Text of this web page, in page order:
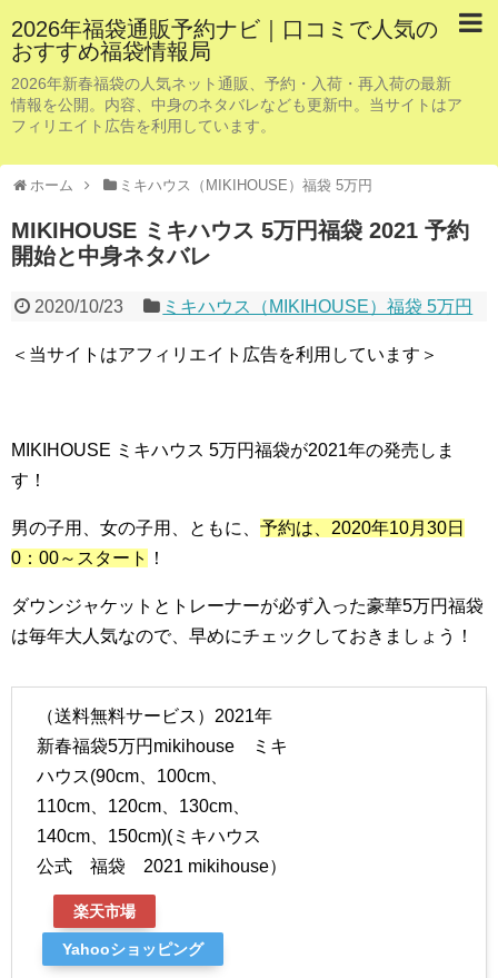
2026年福袋通販予約ナビ｜口コミで人気の
おすすめ福袋情報局
2026年新春福袋の人気ネット通販、予約・入荷・再入荷の最新
情報を公開。内容、中身のネタバレなども更新中。当サイトはア
フィリエイト広告を利用しています。
ホーム ミキハウス（MIKIHOUSE）福袋 5万円
MIKIHOUSE ミキハウス 5万円福袋 2021 予約
開始と中身ネタバレ
2020/10/23 ミキハウス（MIKIHOUSE）福袋 5万円
＜当サイトはアフィリエイト広告を利用しています＞
MIKIHOUSE ミキハウス 5万円福袋が2021年の発売しま
す！
男の子用、女の子用、ともに、 予約は、2020年10月30日
0：00～スタート
！
ダウンジャケットとトレーナーが必ず入った豪華5万円福袋
は毎年大人気なので、早めにチェックしておきましょう！
（送料無料サービス）2021年
新春福袋5万円mikihouse ミキ
ハウス(90cm、100cm、
110cm、120cm、130cm、
140cm、150cm)(ミキハウス
公式 福袋 2021 mikihouse）
楽天市場
Yahooショッピング